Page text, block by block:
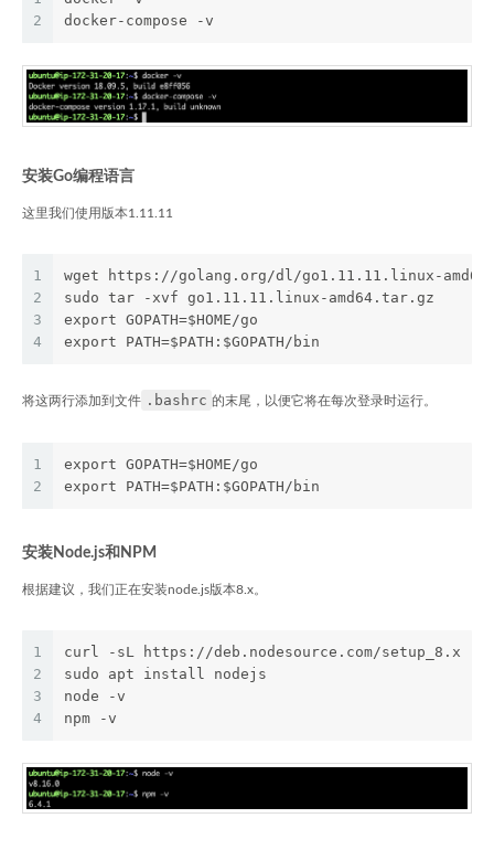
2
docker-compose -v
安装Go编程语言
这里我们使用版本1.11.11
1
2
3
4
wget https://golang.org/dl/go1.11.11.linux-
sudo tar -xvf go1.11.11.linux-amd64.tar.gz
export GOPATH=$HOME/go
export PATH=$PATH:$GOPATH/bin
将这两行添加到文件 .bashrc 的末尾，以便它将在每次登录时运行。
1
2
export GOPATH=$HOME/go
export PATH=$PATH:$GOPATH/bin
安装Node.js和NPM
根据建议，我们正在安装node.js版本8.x。
1
2
3
4
curl -sL https://deb.nodesource.com/setup_8.x |
sudo apt install nodejs
node -v
npm -v